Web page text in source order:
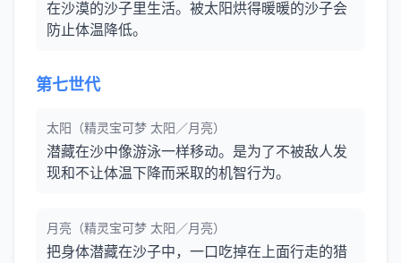
在沙漠的沙子里生活。被太阳烘得暖暖的沙子会
防止体温降低。
第七世代
太阳（精灵宝可梦 太阳／月亮）
潜藏在沙中像游泳一样移动。是为了不被敌人发
现和不让体温下降而采取的机智行为。
月亮（精灵宝可梦 太阳／月亮）
把身体潜藏在沙子中，一口吃掉在上面行走的猎